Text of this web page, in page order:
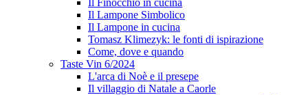
Il Finocchio in cucina
Il Lampone Simbolico
Il Lampone in cucina
Tomasz Klimezyk: le fonti di ispirazione
Come, dove e quando
Taste Vin 6/2024
L'arca di Noè e il presepe
Il villaggio di Natale a Caorle